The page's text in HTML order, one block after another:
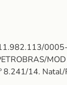
MOD
8.241/14.